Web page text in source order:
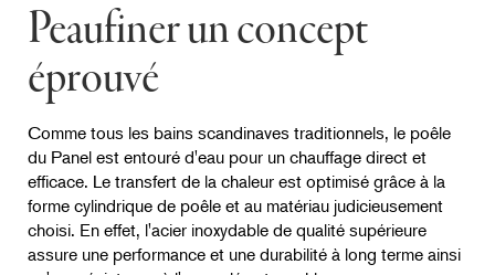
Peaufiner un concept
éprouvé
Comme tous les bains scandinaves traditionnels, le poêle
du Panel est entouré d'eau pour un chauffage direct et
efficace. Le transfert de la chaleur est optimisé grâce à la
forme cylindrique de poêle et au matériau judicieusement
choisi. En effet, l'acier inoxydable de qualité supérieure
assure une performance et une durabilité à long terme ainsi